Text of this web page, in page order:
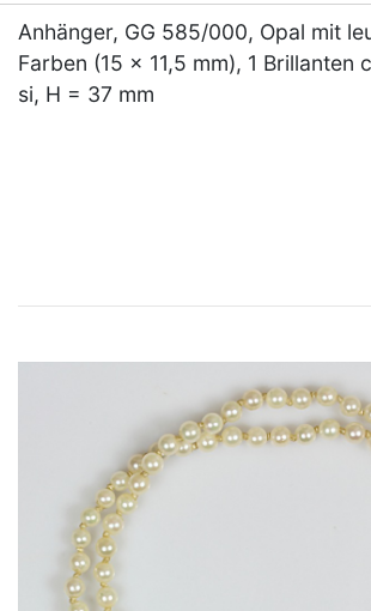
Anhänger, GG 585/000, Opal mit
Farben (15 x 11,5 mm), 1 Brillanten
si, H = 37 mm